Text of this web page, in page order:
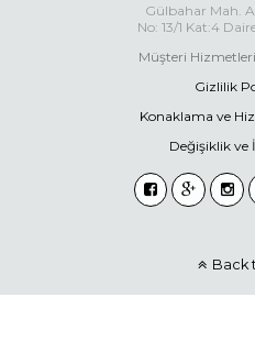
Gülbahar Mah.
No: 13/1 Kat:4
Müşteri
Gizlilik
Konaklama ve
Değişiklik ve
Back